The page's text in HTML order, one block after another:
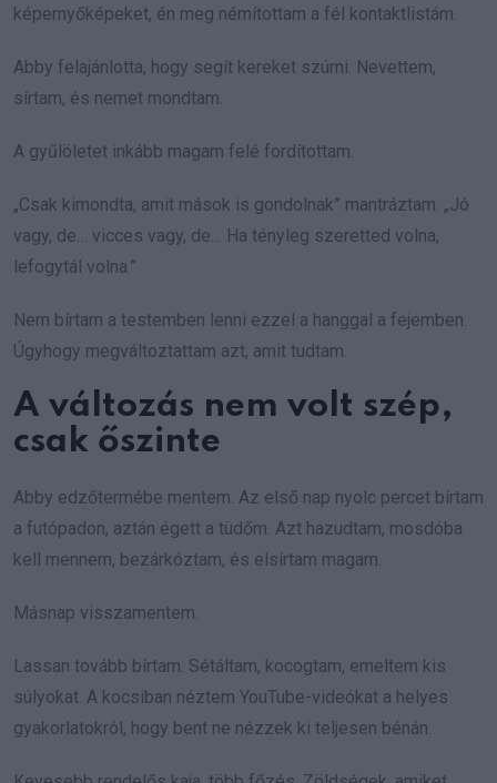
képernyőképeket, én meg némítottam a fél kontaktlistám.
Abby felajánlotta, hogy segít kereket szúrni. Nevettem,
sírtam, és nemet mondtam.
A gyűlöletet inkább magam felé fordítottam.
„Csak kimondta, amit mások is gondolnak” mantráztam. „Jó
vagy, de… vicces vagy, de… Ha tényleg szeretted volna,
lefogytál volna.”
Nem bírtam a testemben lenni ezzel a hanggal a fejemben.
Úgyhogy megváltoztattam azt, amit tudtam.
A változás nem volt szép,
csak őszinte
Abby edzőtermébe mentem. Az első nap nyolc percet bírtam
a futópadon, aztán égett a tüdőm. Azt hazudtam, mosdóba
kell mennem, bezárkóztam, és elsírtam magam.
Másnap visszamentem.
Lassan tovább bírtam. Sétáltam, kocogtam, emeltem kis
súlyokat. A kocsiban néztem YouTube-videókat a helyes
gyakorlatokról, hogy bent ne nézzek ki teljesen bénán.